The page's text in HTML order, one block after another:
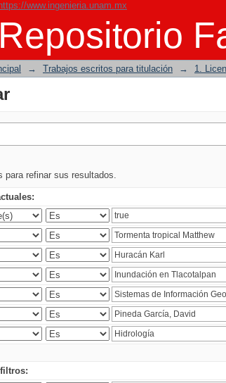
https://www.ingenieria.unam.mx
Repositorio
→ Trabajos escritos para titulación → 1.
para refinar sus resultados.